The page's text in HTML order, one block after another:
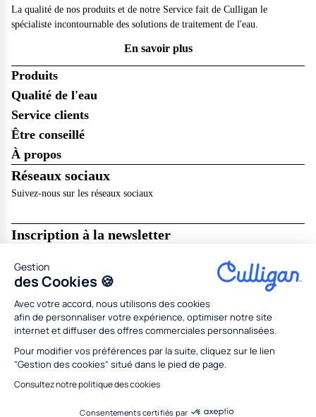
Gestion
des Cookies 🍪
Avec votre accord, nous utilisons des cookies
afin de personnaliser votre expérience, optimiser notre site
internet et diffuser des offres commerciales personnalisées.
Pour modifier vos préférences par la suite, cliquez sur le lien
"Gestion des cookies" situé dans le pied de page.
Consultez notre politique des cookies
Consentements certifiés par
La qualité de nos produits et de notre Service fait de Culligan le
spécialiste incontournable des solutions de traitement de l'eau.
En savoir plus
Produits
Qualité de l'eau
Service clients
Être conseillé
À propos
Réseaux sociaux
Suivez-nous sur les réseaux sociaux
Inscription à la newsletter
Mentions légalesRésilier en ligneCGU
Politique de données personnellesPolitique des cookies
Gestion des cookies PartenairesConcessionnaires MédiationCodes promo
Tous droits réservés Culligan 2026